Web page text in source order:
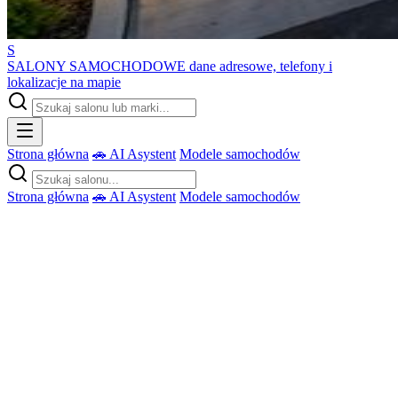
S
SALONY SAMOCHODOWE dane adresowe, telefony i
lokalizacje na mapie
Strona główna 🚗 AI Asystent Modele samochodów
Strona główna 🚗 AI Asystent Modele samochodów